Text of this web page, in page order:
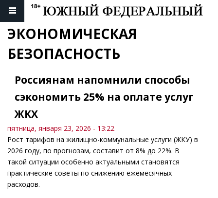
ЭКОНОМИЧЕСКАЯ
БЕЗОПАСНОСТЬ
Россиянам напомнили способы
сэкономить 25% на оплате услуг
ЖКХ
пятница, января 23, 2026 - 13:22
Рост тарифов на жилищно-коммунальные услуги (ЖКУ) в
2026 году, по прогнозам, составит от 8% до 22%. В
такой ситуации особенно актуальными становятся
практические советы по снижению ежемесячных
расходов.